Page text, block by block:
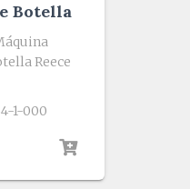
Botella
Reece
1-000